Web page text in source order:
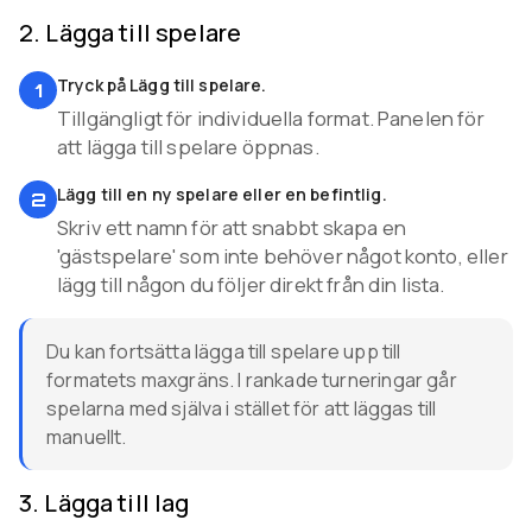
2. Lägga till spelare
1 Tryck på Lägg till spelare.
Tillgängligt för individuella format. Panelen för
att lägga till spelare öppnas.
2 Lägg till en ny spelare eller en befintlig.
Skriv ett namn för att snabbt skapa en
'gästspelare' som inte behöver något konto, eller
lägg till någon du följer direkt från din lista.
Du kan fortsätta lägga till spelare upp till
formatets maxgräns. I rankade turneringar går
spelarna med själva i stället för att läggas till
manuellt.
3. Lägga till lag